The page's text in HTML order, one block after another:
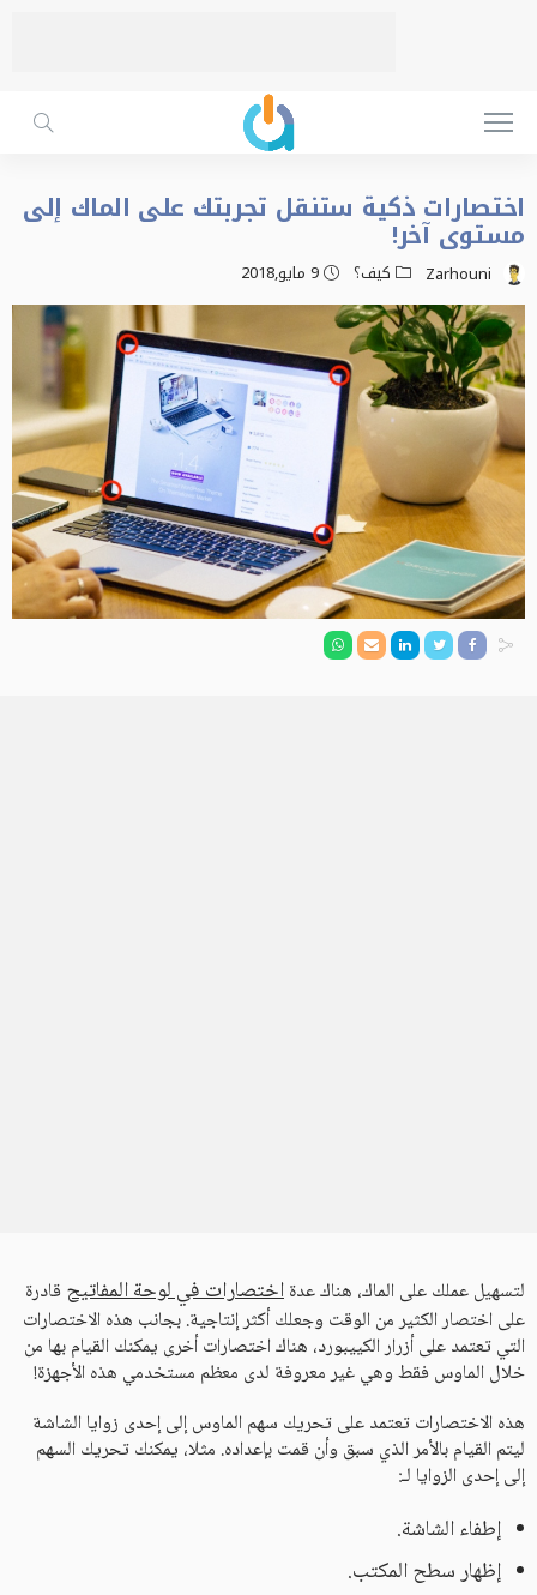
اختصارات ذكية ستنقل تجربتك على الماك إلى
مستوى آخر!
Zarhouni كيف؟ 9 مايو,2018
لتسهيل عملك على الماك، هناك عدةاختصارات في لوحة المفاتيح قادرة
على اختصار الكثير من الوقت وجعلك أكثر إنتاجية. بجانب هذه الاختصارات
التي تعتمد على أزرار الكييبورد، هناك اختصارات أخرى يمكنك القيام بها من
خلال الماوس فقط وهي غير معروفة لدى معظم مستخدمي هذه الأجهزة!
هذه الاختصارات تعتمد على تحريك سهم الماوس إلى إحدى زوايا الشاشة
ليتم القيام بالأمر الذي سبق وأن قمت بإعداده. مثلا، يمكنك تحريك السهم
إلى إحدى الزوايا لـ:
إطفاء الشاشة.
إظهار سطح المكتب.